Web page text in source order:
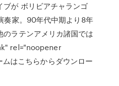
ブが ボリビアチャランゴ
奏家。90年代中期より8年
ラテンアメリカ諸国では
rel="noopener
はこちらからダウンロー